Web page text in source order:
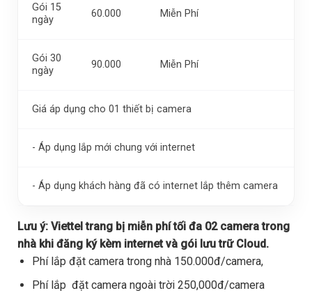
Gói 15
ngày
60.000 Miễn Phí
Gói 30
ngày
90.000 Miễn Phí
Giá áp dụng cho 01 thiết bị camera
- Áp dụng lắp mới chung với internet
- Áp dụng khách hàng đã có internet lắp thêm camera
Lưu ý: Viettel trang bị miễn phí tối đa 02 camera trong
nhà khi đăng ký kèm internet và gói lưu trữ Cloud.
Phí lắp đặt camera trong nhà 150.000đ/camera,
Phí lắp đặt camera ngoài trời 250,000đ/camera